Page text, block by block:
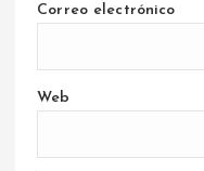
Correo electrónico
Web